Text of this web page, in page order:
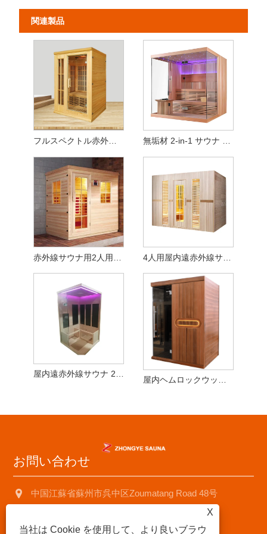
関連製品
フルスペクトル赤外線家庭用サウナ（定員2名）
4人用屋内遠赤外線サウナ - 高品質ヘムロックウッド
屋内遠赤外線サウナ 2～3人用 ヘムロックウッド
屋内ヘムロックウッド2～3人用ドライサウナルーム
お問い合わせ
中国江蘇省蘇州市呉中区Zoumatang Road 48号
X
当社は Cookie を使用して、より良いブラウ